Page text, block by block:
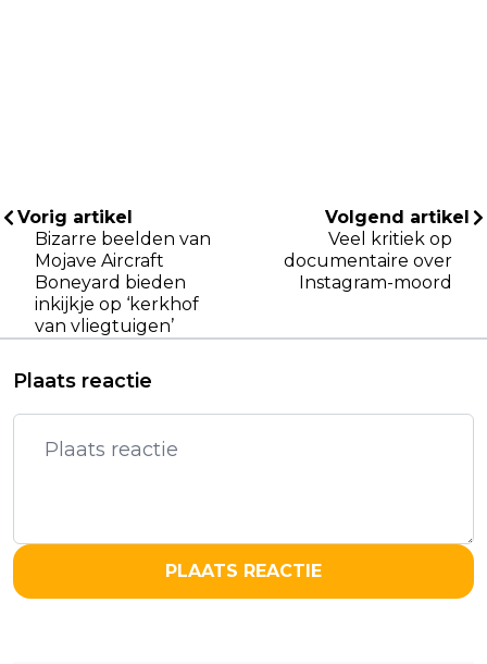
Vorig artikel
Bizarre beelden van
Mojave Aircraft
Boneyard bieden
inkijkje op ‘kerkhof
van vliegtuigen’
Volgend artikel
Veel kritiek op
documentaire over
Instagram-moord
Plaats reactie
PLAATS REACTIE